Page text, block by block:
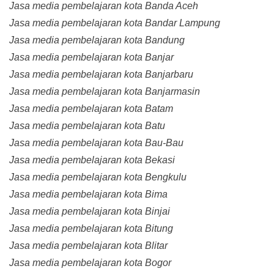
Jasa media pembelajaran kota Banda Aceh
Jasa media pembelajaran kota Bandar Lampung
Jasa media pembelajaran kota Bandung
Jasa media pembelajaran kota Banjar
Jasa media pembelajaran kota Banjarbaru
Jasa media pembelajaran kota Banjarmasin
Jasa media pembelajaran kota Batam
Jasa media pembelajaran kota Batu
Jasa media pembelajaran kota Bau-Bau
Jasa media pembelajaran kota Bekasi
Jasa media pembelajaran kota Bengkulu
Jasa media pembelajaran kota Bima
Jasa media pembelajaran kota Binjai
Jasa media pembelajaran kota Bitung
Jasa media pembelajaran kota Blitar
Jasa media pembelajaran kota Bogor